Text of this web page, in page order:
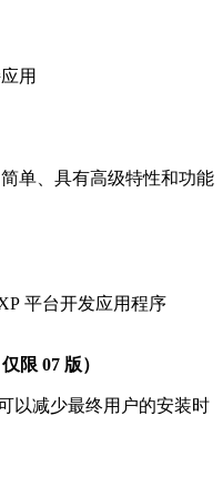
用
单、具有高级特性和功能
平台开发应用程序
限 07 版）
以减少最终用户的安装时